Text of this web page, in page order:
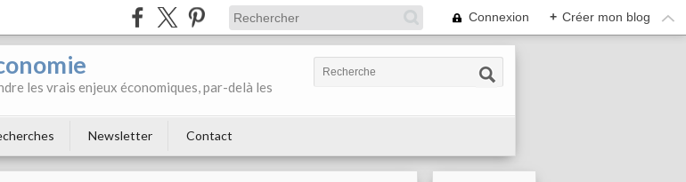
Connexion + Créer mon blog
les vrais enjeux économiques, par-delà les
Newsletter Contact